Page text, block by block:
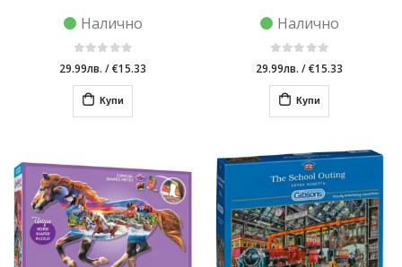
Налично
29.99лв. /€15.33
Купи
Налично
29.99лв. /€15.33
Купи